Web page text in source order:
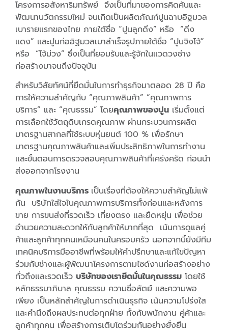
โครงการอสังหาริมทรัพย์ จึงเป็นที่มาของการคิดค้นและ
พัฒนานวัตกรรมใหม่ จนเกิดเป็นผลิตภัณฑ์ปูนฉาบอิฐมวล
เบารายแรกของไทย ภายใต้ชื่อ “ปูนลูกดิ่ง” หรือ “ดิ่ง
แดง” และปูนก่ออิฐมวลเบาสำเร็จรูปภายใต้ชื่อ “ปูนจิงโจ้”
หรือ “โจ้ม่วง” ซึ่งเป็นที่ยอมรับและรู้จักในแวดวงช่าง
ก่อสร้างมาจนถึงปัจจุบัน
สำหรับวิสัยทัศน์ที่ยึดมั่นในการทำธุรกิจมาตลอด 28 ปี คือ
การให้ความสำคัญกับ “คุณภาพสินค้า” “คุณภาพการ
บริการ” และ “คุณธรรม” โดยคุณภาพของปูน เริ่มตั้งแต่
การเลือกใช้วัตถุดิบเกรดคุณภาพ ผ่านกระบวนการผลิต
มาตรฐานสากลที่ใช้ระบบหุ่นยนต์ 100 % เพื่อรักษา
มาตรฐานคุณภาพสินค้าและเพิ่มประสิทธิภาพในการทำงาน
และขั้นตอนการตรวจสอบคุณภาพสินค้าที่เคร่งครัด ก่อนนำ
ส่งออกจากโรงงาน
คุณภาพในงานบริการ เป็นเรื่องที่ต้องให้ความสำคัญไม่แพ้
กัน บริษัทใส่ใจในคุณภาพการบริการทั้งก่อนและหลังการ
ขาย การขนส่งที่รวดเร็ว เที่ยงตรง และยืดหยุ่น เพื่อช่วย
อำนวยความสะดวกให้กับลูกค้าให้มากที่สุด เน้นการดูแลคู่
ค้าและลูกค้าทุกคนเหมือนคนในครอบครัว นอกจากนี้ยังมีทีม
เทคนิคบริการมืออาชีพที่พร้อมให้คำปรึกษาและแก้ไขปัญหา
ร่วมกับช่างและผู้พัฒนาโครงการตามไซด์งานก่อสร้างอย่าง
ทั่วถึงและรวดเร็ว บริษัทของเรายึดมั่นในคุณธรรม โดยใช้
หลักธรรมาภิบาล คุณธรรม ความซื่อสัตย์ และความพอ
เพียง เป็นหลักสำคัญในการดำเนินธุรกิจ เน้นความโปร่งใส
และคำนึงถึงผลประทบต่อทุกฝ่าย ทั้งกับพนักงาน คู่ค้าและ
ลูกค้าทุกคน เพื่อสร้างการเติบโตร่วมกันอย่างยั่งยืน